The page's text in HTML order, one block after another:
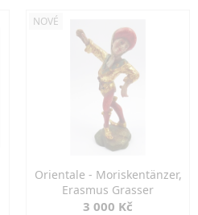
NOVÉ
Orientale - Moriskentänzer,
Erasmus Grasser
3 000 Kč